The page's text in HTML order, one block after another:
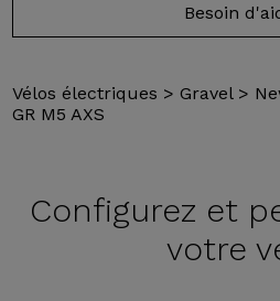
Besoin
Vélos électriques > Gravel >
GR M5 AXS
Configurez et
votre